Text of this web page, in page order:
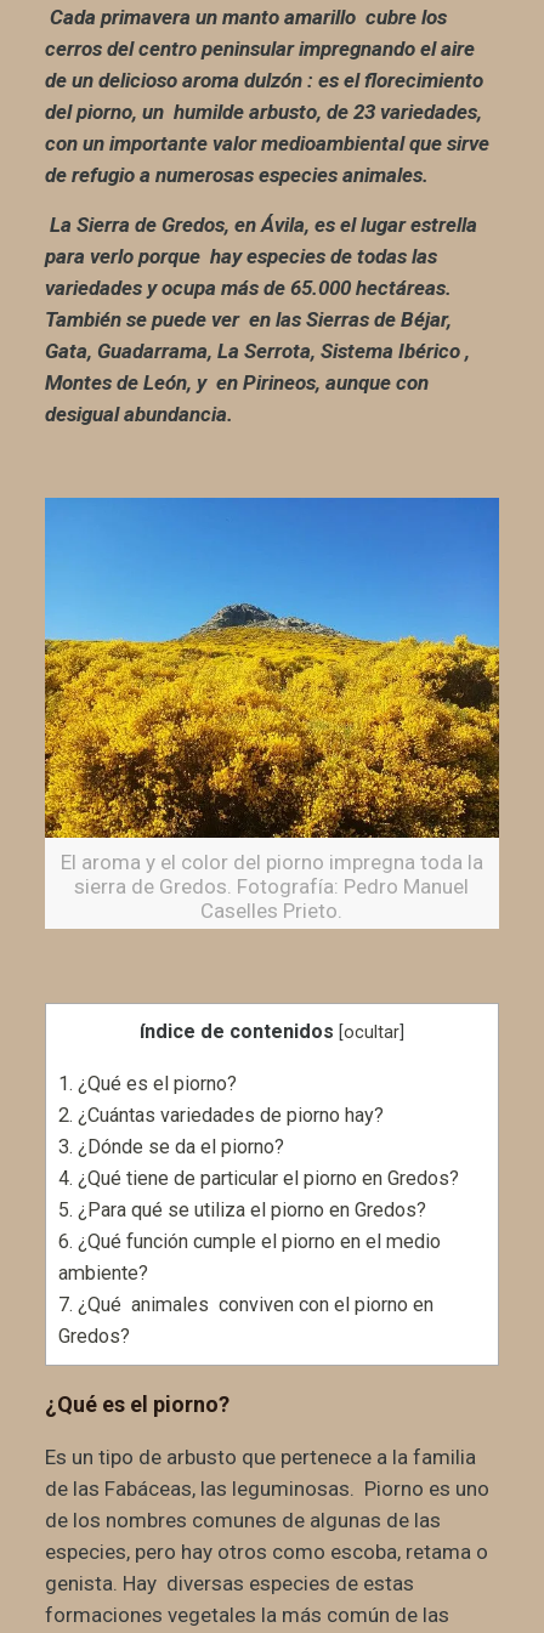
Cada primavera un manto amarillo cubre los
cerros del centro peninsular impregnando el aire
de un delicioso aroma dulzón : es el florecimiento
del piorno, un humilde arbusto, de 23 variedades,
con un importante valor medioambiental que sirve
de refugio a numerosas especies animales.
La Sierra de Gredos, en Ávila, es el lugar estrella
para verlo porque hay especies de todas las
variedades y ocupa más de 65.000 hectáreas.
También se puede ver en las Sierras de Béjar,
Gata, Guadarrama, La Serrota, Sistema Ibérico ,
Montes de León, y en Pirineos, aunque con
desigual abundancia.
El aroma y el color del piorno impregna toda la
sierra de Gredos. Fotografía: Pedro Manuel
Caselles Prieto.
índice de contenidos [ocultar]
1. ¿Qué es el piorno?
2. ¿Cuántas variedades de piorno hay?
3. ¿Dónde se da el piorno?
4. ¿Qué tiene de particular el piorno en Gredos?
5. ¿Para qué se utiliza el piorno en Gredos?
6. ¿Qué función cumple el piorno en el medio
ambiente?
7. ¿Qué animales conviven con el piorno en
Gredos?
¿Qué es el piorno?
Es un tipo de arbusto que pertenece a la familia
de las Fabáceas, las leguminosas. Piorno es uno
de los nombres comunes de algunas de las
especies, pero hay otros como escoba, retama o
genista. Hay diversas especies de estas
formaciones vegetales la más común de las